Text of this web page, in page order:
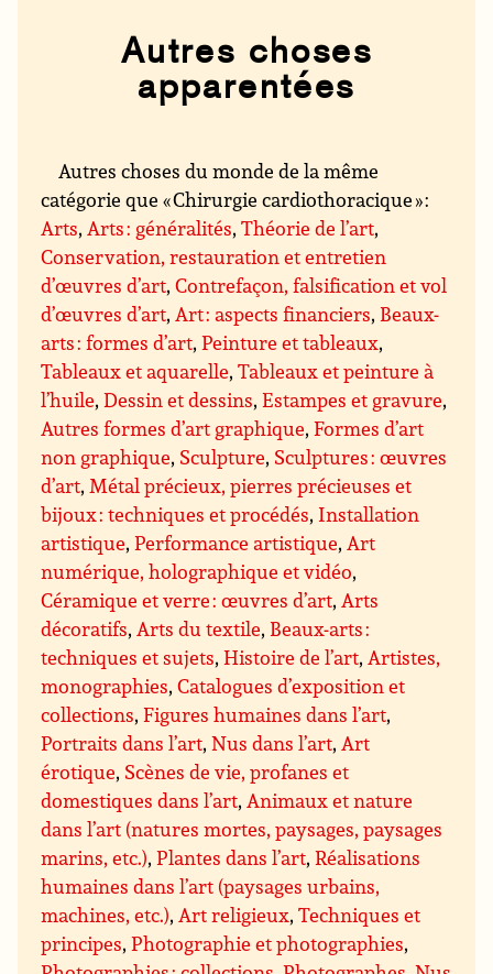
Autres choses
apparentées
Autres choses du monde de la même
catégorie que « Chirurgie cardiothoracique » :
Arts,Arts : généralités,Théorie de l’art,
Conservation, restauration et entretien
d’œuvres d’art,Contrefaçon, falsification et vol
d’œuvres d’art,Art : aspects financiers, Beaux-
arts : formes d’art,Peinture et tableaux,
Tableaux et aquarelle,Tableaux et peinture à
l’huile,Dessin et dessins,Estampes et gravure,
Autres formes d’art graphique,Formes d’art
non graphique, Sculpture, Sculptures : œuvres
d’art,Métal précieux, pierres précieuses et
bijoux : techniques et procédés, Installation
artistique,Performance artistique,Art
numérique, holographique et vidéo,
Céramique et verre : œuvres d’art,Arts
décoratifs,Arts du textile, Beaux-arts :
techniques et sujets,Histoire de l’art,Artistes,
monographies,Catalogues d’exposition et
collections,Figures humaines dans l’art,
Portraits dans l’art,Nus dans l’art,Art
érotique, Scènes de vie, profanes et
domestiques dans l’art,Animaux et nature
dans l’art (natures mortes, paysages, paysages
marins, etc.),Plantes dans l’art,Réalisations
humaines dans l’art (paysages urbains,
machines, etc.),Art religieux,Techniques et
principes,Photographie et photographies,